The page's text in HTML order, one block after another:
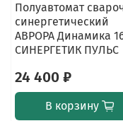
Полуавтомат
синергетический
АВРОРА Динамика
СИНЕРГЕТИК ПУЛЬС
24 400 ₽
В корзину